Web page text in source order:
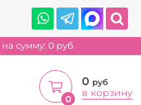
на сумму: 0 руб.
0
0 руб
в корзину